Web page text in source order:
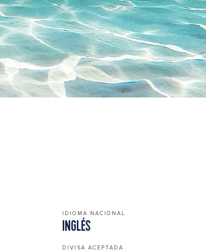
IDIOMA NACIONAL
INGLÉS
DIVISA ACEPTADA